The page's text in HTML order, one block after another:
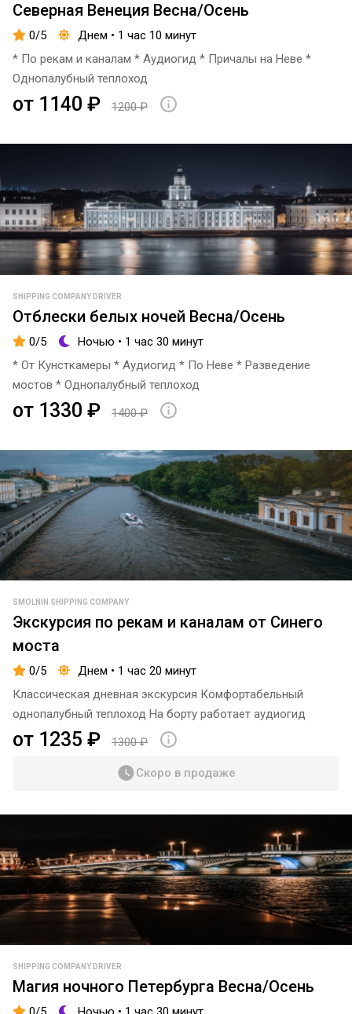
Северная Венеция Весна/Осень
0/5
Днем • 1 час 10 минут
* По рекам и каналам * Аудиогид * Причалы на Неве *
Однопалубный теплоход
от 1140 ₽ 1200 ₽
SHIPPING COMPANY DRIVER
Отблески белых ночей Весна/Осень
0/5
Ночью • 1 час 30 минут
* От Кунсткамеры * Аудиогид * По Неве * Разведение
мостов * Однопалубный теплоход
от 1330 ₽ 1400 ₽
SMOLNIN SHIPPING COMPANY
Экскурсия по рекам и каналам от Синего
моста
0/5
Днем • 1 час 20 минут
Классическая дневная экскурсия Комфортабельный
однопалубный теплоход На борту работает аудиогид
от 1235 ₽ 1300 ₽
Скоро в продаже
SHIPPING COMPANY DRIVER
Магия ночного Петербурга Весна/Осень